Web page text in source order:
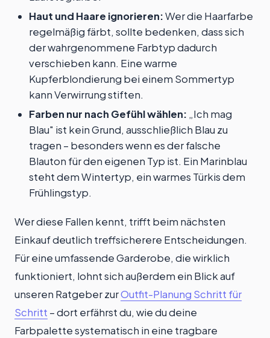
Haut und Haare ignorieren:Wer die Haarfarbe
regelmäßig färbt, sollte bedenken, dass sich
der wahrgenommene Farbtyp dadurch
verschieben kann. Eine warme
Kupferblondierung bei einem Sommertyp
kann Verwirrung stiften.
Farben nur nach Gefühl wählen: „Ich mag
Blau" ist kein Grund, ausschließlich Blau zu
tragen – besonders wenn es der falsche
Blauton für den eigenen Typ ist. Ein Marinblau
steht dem Wintertyp, ein warmes Türkis dem
Frühlingstyp.
Wer diese Fallen kennt, trifft beim nächsten
Einkauf deutlich treffsicherere Entscheidungen.
Für eine umfassende Garderobe, die wirklich
funktioniert, lohnt sich außerdem ein Blick auf
unseren Ratgeber zurOutfit-Planung Schritt für
Schritt – dort erfährst du, wie du deine
Farbpalette systematisch in eine tragbare